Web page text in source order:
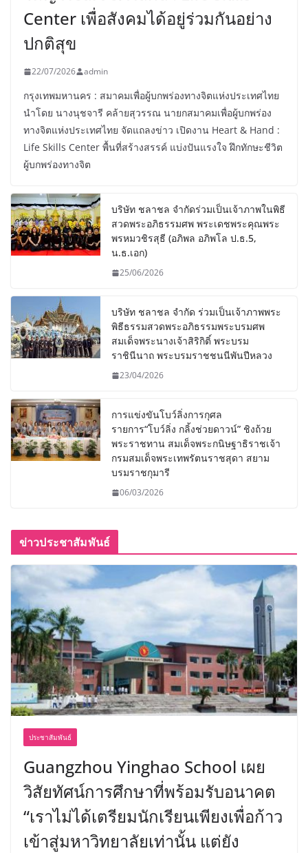
Center เพื่อสังคมได้อยู่ร่วมกันอย่าง
ปกติสุข
22/07/2026 admin
กรุงเทพมหานคร : สมาคมเพื่อผู้บกพร่องทางจิตแห่งประเทศไทย
นำโดย นางนุชจารี คล้ายสุวรรณ นายกสมาคมเพื่อผู้บกพร่อง
ทางจิตแห่งประเทศไทย จัดแถลงข่าว เปิดงาน Heart & Hand :
Life Skills Center พื้นที่สร้างสรรค์ แบ่งปันแรงใจ ฝึกทักษะชีวิต
ผู้บกพร่องทางจิต
บริษัท ชลาชล จำกัดร่วมเป็นเจ้าภาพในพิธี
สวดพระอภิธรรมศพ พระเดชพระคุณพระ
พรหมวชิรสุธี (อภิพล อภิพโล ป.ธ.5,
น.ธ.เอก)
25/06/2026
บริษัท ชลาชล จำกัด ร่วมเป็นเจ้าภาพพระ
พิธีธรรมสวดพระอภิธรรมพระบรมศพ
สมเด็จพระนางเจ้าสิริกิติ์ พระบรม
ราชินีนาถ พระบรมราชชนนีพันปีหลวง
23/04/2026
การแข่งขันโบว์ลิ่งการกุศล
รายการ“โบว์ลิ่ง กลิ้งช่วยดาวน์” ชิงถ้วย
พระราชทาน สมเด็จพระกนิษฐาธิราชเจ้า
กรมสมเด็จพระเทพรัตนราชสุดา สยาม
บรมราชกุมารี
06/03/2026
ข่าวประชาสัมพันธ์
ประชาสัมพันธ์
Guangzhou Yinghao School เผย
วิสัยทัศน์การศึกษาที่พร้อมรับอนาคต
“เราไม่ได้เตรียมนักเรียนเพียงเพื่อก้าว
เข้าสู่มหาวิทยาลัยเท่านั้น แต่ยัง